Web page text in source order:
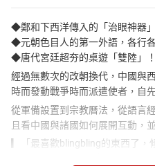
◆鄭和下西洋傳入的「治眼神器
◆元朝色目人的第一外語，各行
◆唐代宮廷超夯的桌遊「雙陸」
經過無數次的改朝換代，中國與
時而發動戰爭時而派遣使者，自
從軍備設置到宗教曆法，從語言
且看中國與諸國如何展開互動，
▎「最喜歡blingbling的東西了，